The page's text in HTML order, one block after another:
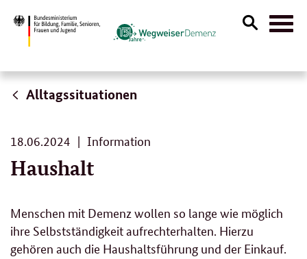
Suche
Alltagssituationen
Haushalt
18.06.2024 18.
06.
2024
Information
Menschen mit Demenz wollen so lange wie möglich
ihre Selbstständigkeit aufrechterhalten. Hierzu
gehören auch die Haushaltsführung und der Einkauf.